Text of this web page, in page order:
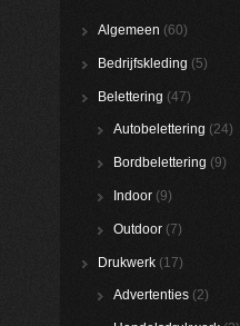
Algemeen (60)
Bedrijfskleding (5)
Belettering (47)
Autobelettering (24)
Bordbelettering (9)
Indoor (9)
Outdoor (7)
Drukwerk (17)
Advertenties (2)